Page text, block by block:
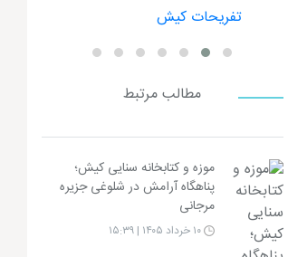
هتل داریوش کیش
مطالب مرتبط
موزه و کتابخانه سنایی کیش؛
پناهگاه آرامش در شلوغی جزیره
مرجانی
۱۰ خرداد ۱۴۰۵ | ۱۵:۳۹